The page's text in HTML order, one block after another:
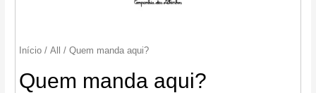
Início /All / Quem manda aqui?
Quem manda aqui?